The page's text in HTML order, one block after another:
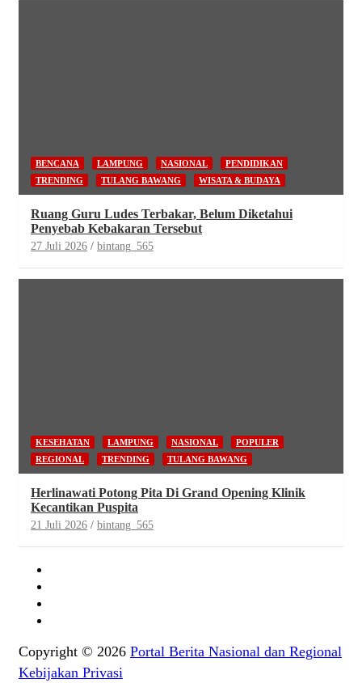
BENCANA LAMPUNG NASIONAL
PENDIDIKAN
TRENDING
TULANG BAWANG WISATA & BUDAYA
Ruang Guru Ludes Terbakar, Belum Diketahui
Penyebab Kebakaran Tersebut
27 Juli 2026 bintang_565
KESEHATAN LAMPUNG NASIONAL
POPULER
REGIONAL
TRENDING TULANG BAWANG
Herlinawati Potong Pita Di Grand Opening Klinik
Kecantikan Puspita
21 Juli 2026 bintang_565
Copyright © 2026 Portal Berita Nasional dan Regional
Kebijakan Privasi